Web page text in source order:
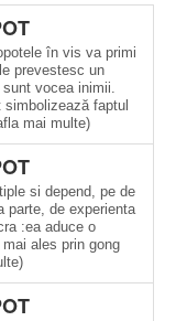
în vis va primi
prevestesc un
vocea inimii.
faptul
mai multe)
si depend, pe de
parte, de experienta
:ea aduce o
ales prin gong